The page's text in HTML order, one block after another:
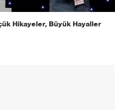
Hikayeler, Büyük Hayaller